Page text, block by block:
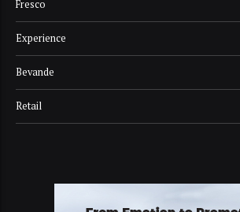
Fresco
Experience
Bevande
Retail